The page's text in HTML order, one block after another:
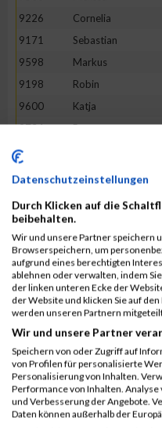
9226
Cornelia
9171
Sebastian
9598
Markus
9198
Robin
9600
Katja
9734
Petra
9610
9324
9244
Pia
9748
Patrick
9196
Fabian
9688
André
9847
Janine
9354
Simone
9814
Peter
9402
Simon
9582
Philip
Datenschutzeinstellungen
Durch Klicken auf die
beibehalten.
Wir und unsere Partner speichern
Browserspeichern, um
aufgrund eines berechtigten
ablehnen oder verwalten, indem
der linken unteren Ecke der
der Website und klicken Sie auf
werden unseren Partnern
Wir und unsere Partner
Speichern von oder Zugriff auf
von Profilen für personalisierte
Personalisierung von Inhalten.
Performance von Inhalten.
und Verbesserung der Angebote.
Daten können außerhalb der